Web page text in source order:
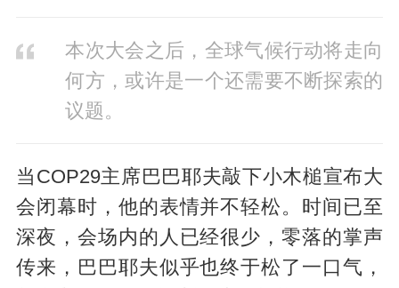
本次大会之后，全球气候行动将走向
何方，或许是一个还需要不断探索的
议题。
当COP29主席巴巴耶夫敲下小木槌宣布大
会闭幕时，他的表情并不轻松。时间已至
深夜，会场内的人已经很少，零落的掌声
传来，巴巴耶夫似乎也终于松了一口气，